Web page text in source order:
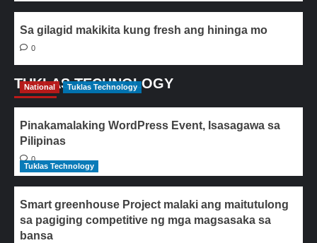
Sa gilagid makikita kung fresh ang hininga mo
0
TUKLAS TECHNOLOGY
National Tuklas Technology
Pinakamalaking WordPress Event, Isasagawa sa
Pilipinas
0
Tuklas Technology
Smart greenhouse Project malaki ang maitutulong
sa pagiging competitive ng mga magsasaka sa
bansa